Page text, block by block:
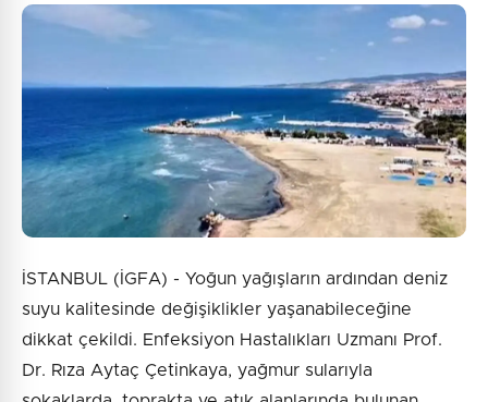
Güvenlik Sorusu:
2 + 4 = ?
Gönder
İSTANBUL (İGFA) - Yoğun yağışların ardından deniz
suyu kalitesinde değişiklikler yaşanabileceğine
dikkat çekildi. Enfeksiyon Hastalıkları Uzmanı Prof.
Dr. Rıza Aytaç Çetinkaya, yağmur sularıyla